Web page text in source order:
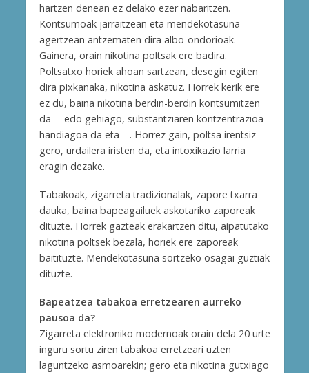
hartzen denean ez delako ezer nabaritzen.
Kontsumoak jarraitzean eta mendekotasuna
agertzean antzematen dira albo-ondorioak.
Gainera, orain nikotina poltsak ere badira.
Poltsatxo horiek ahoan sartzean, desegin egiten
dira pixkanaka, nikotina askatuz. Horrek kerik ere
ez du, baina nikotina berdin-berdin kontsumitzen
da —edo gehiago, substantziaren kontzentrazioa
handiagoa da eta—. Horrez gain, poltsa irentsiz
gero, urdailera iristen da, eta intoxikazio larria
eragin dezake.
Tabakoak, zigarreta tradizionalak, zapore txarra
dauka, baina bapeagailuek askotariko zaporeak
dituzte. Horrek gazteak erakartzen ditu, aipatutako
nikotina poltsek bezala, horiek ere zaporeak
baitituzte. Mendekotasuna sortzeko osagai guztiak
dituzte.
Bapeatzea tabakoa erretzearen aurreko
pausoa da?
Zigarreta elektroniko modernoak orain dela 20 urte
inguru sortu ziren tabakoa erretzeari uzten
laguntzeko asmoarekin; gero eta nikotina gutxiago